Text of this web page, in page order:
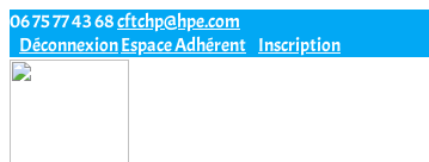
06 75 77 43 68cftchp@hpe.com
DéconnexionEspace Adhérent Inscription